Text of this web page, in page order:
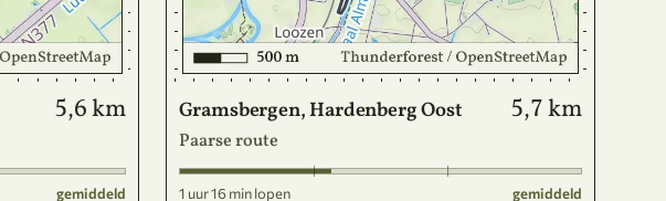
5,6 km
gemiddeld
Gramsbergen, Hardenberg Oost 5,7 km
Paarse route
1 uur 16 min lopen gemiddeld